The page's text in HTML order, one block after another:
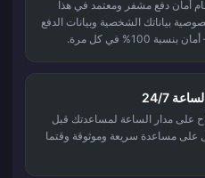
أمان دفع مشفر ومعتمد في هذا
بياناتك الشخصية وبيانات الدفع
في كل مرة.
24/7
على مدار الساعة لمساعدتك قبل
على مساعدة سريعة وموثوقة وقتما